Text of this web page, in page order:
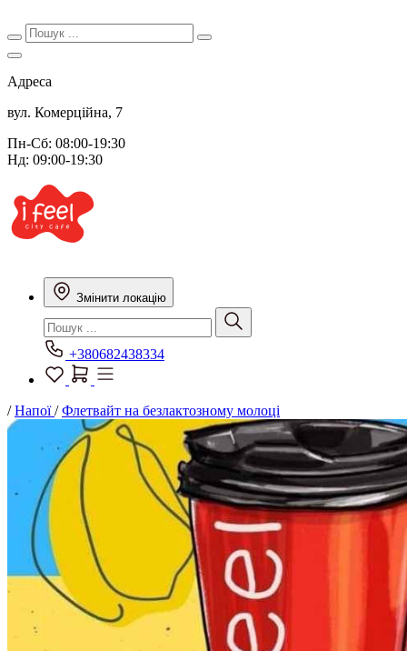
Адреса
вул. Комерційна, 7
Пн-Сб: 08:00-19:30
Нд: 09:00-19:30
Змінити локацію
+380682438334
/Напої/Флетвайт на безлактозному молоці